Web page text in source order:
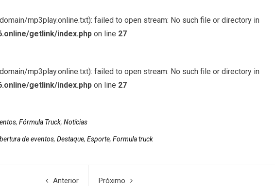
mp3play.online.txt): failed to open stream: No such file or directory in
getlink/index.php on line 27
mp3play.online.txt): failed to open stream: No such file or directory in
getlink/index.php on line 27
, Fórmula Truck, Notícias
de eventos, Destaque, Esporte, Formula truck
Anterior
Próximo